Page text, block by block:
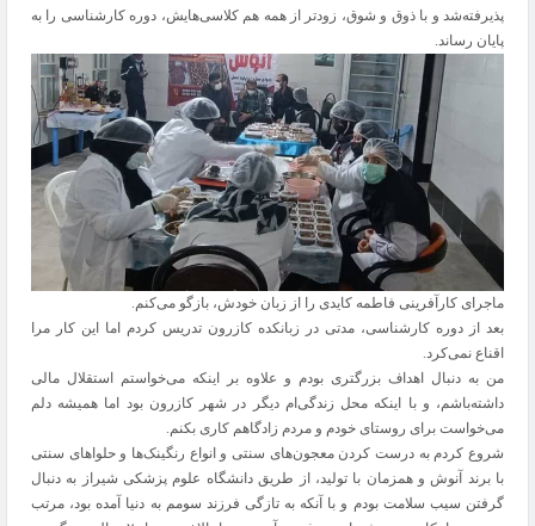
پذیرفته‌شد و با ذوق و شوق، زودتر از همه هم کلاسی‌هایش، دوره کارشناسی را به
پایان رساند.
ماجرای کارآفرینی فاطمه کایدی را از زبان خودش، بازگو می‌کنم.
بعد از دوره کارشناسی، مدتی در زبانکده کازرون تدریس کردم اما این کار مرا
اقناع نمی‌کرد.
من به دنبال اهداف بزرگتری بودم و علاوه بر اینکه می‌خواستم استقلال مالی
داشته‌باشم، و با اینکه محل زندگی‌ام دیگر در شهر کازرون بود اما همیشه دلم
می‌خواست برای روستای خودم و مردم زادگاهم کاری بکنم.
شروع کردم به درست کردن معجون‌های سنتی و انواع رنگینک‌ها و حلواهای سنتی
با برند آنوش و همزمان با تولید، از طریق دانشگاه علوم پزشکی شیراز به دنبال
گرفتن سیب سلامت بودم و با آنکه به تازگی فرزند سومم به دنیا آمده‌ بود، مرتب